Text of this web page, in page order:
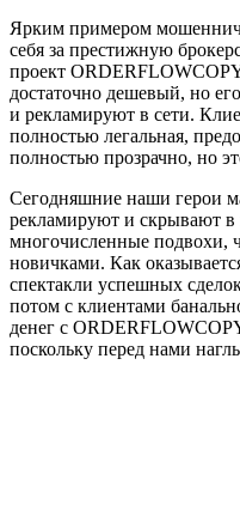
Ярким примером
себя за престижную
проект
достаточно дешевый, но
и рекламируют в сети.
полностью легальная,
полностью прозрачно, но
Сегодняшние наши герои
рекламируют и скрывают
многочисленные подвохи,
новичками. Как
спектакли успешных
потом с клиентами
денег с
поскольку перед нами